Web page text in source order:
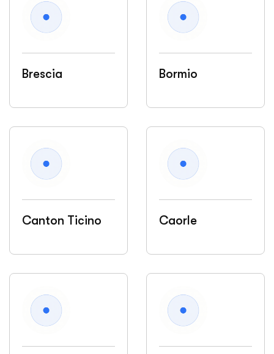
Brescia Bormio
Canton Ticino Caorle